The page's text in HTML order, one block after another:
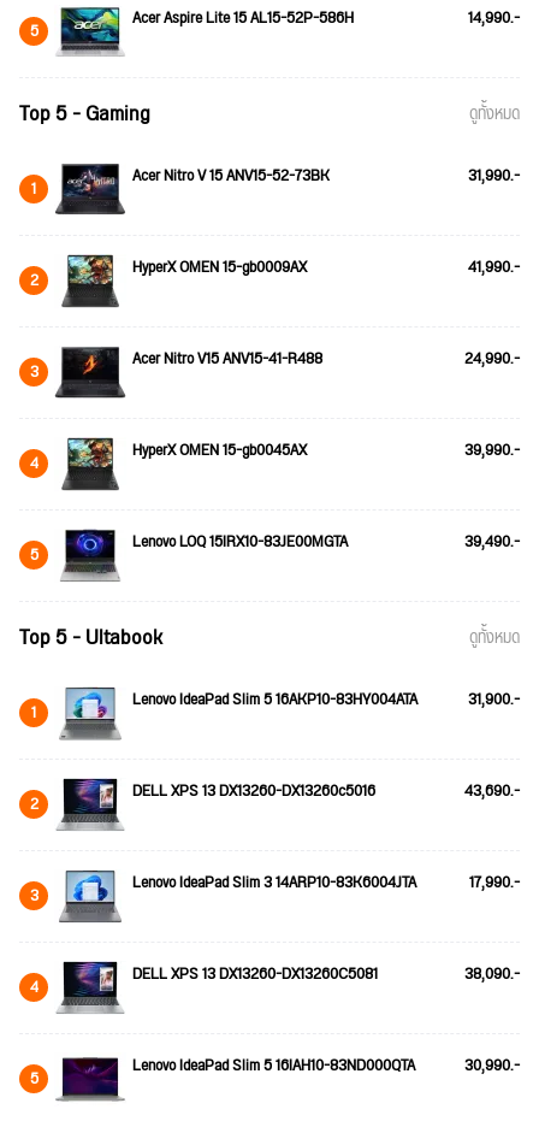
5 Acer Aspire Lite 15 AL15-52P-586H 14,990.-
Top 5 - Gaming ดูทั้งหมด
1 Acer Nitro V 15 ANV15-52-73BK 31,990.-
2 HyperX OMEN 15-gb0009AX 41,990.-
3 Acer Nitro V15 ANV15-41-R488 24,990.-
4 HyperX OMEN 15-gb0045AX 39,990.-
5 Lenovo LOQ 15IRX10-83JE00MGTA 39,490.-
Top 5 - Ultabook ดูทั้งหมด
1 Lenovo IdeaPad Slim 5 16AKP10-83HY004ATA 31,900.-
2 DELL XPS 13 DX13260-DX13260c5016 43,690.-
3 Lenovo IdeaPad Slim 3 14ARP10-83K6004JTA 17,990.-
4 DELL XPS 13 DX13260-DX13260C5081 38,090.-
5 Lenovo IdeaPad Slim 5 16IAH10-83ND000QTA 30,990.-